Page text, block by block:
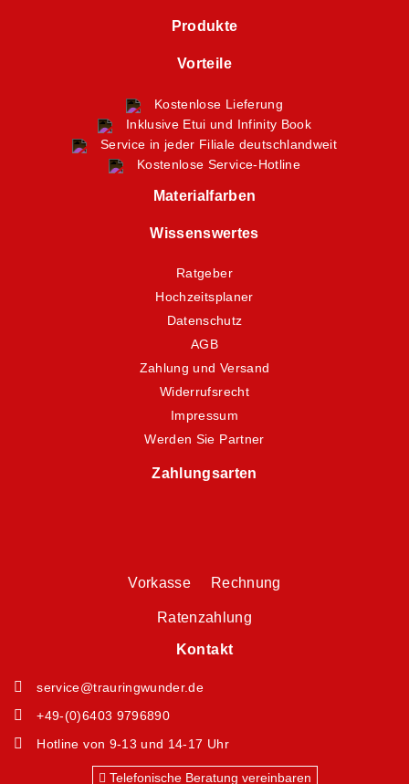
Produkte
Vorteile
Kostenlose Lieferung
Inklusive Etui und Infinity Book
Service in jeder Filiale deutschlandweit
Kostenlose Service-Hotline
Materialfarben
Wissenswertes
Ratgeber
Hochzeitsplaner
Datenschutz
AGB
Zahlung und Versand
Widerrufsrecht
Impressum
Werden Sie Partner
Zahlungsarten
Vorkasse Rechnung
Ratenzahlung
Kontakt
service@trauringwunder.de
+49-(0)6403 9796890
Hotline von 9-13 und 14-17 Uhr
Telefonische Beratung vereinbaren